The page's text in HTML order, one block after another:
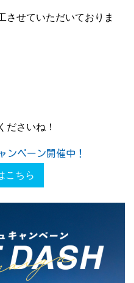
させていただいておりま
ださいね！
ンペーン開催中！
こちら